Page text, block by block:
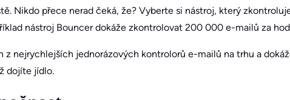
Nikdo přece nerad čeká, že? Vyberte si nástroj, který
nástroj Bouncer dokáže zkontrolovat 200 000 e-mailů za
z nejrychlejších jednorázových kontrolorů e-mailů na trhu a
dojíte jídlo.